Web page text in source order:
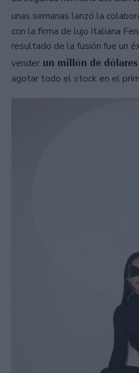
unas semanas lanzó la
con la firma de lujo italiana
resultado de la fusión fue un
vender un millón de
agotar todo el stock en el